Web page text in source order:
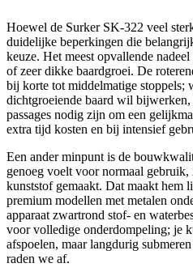
Hoewel de Surker SK-322 veel
duidelijke beperkingen die
keuze. Het meest opvallende
of zeer dikke baardgroei. De
bij korte tot middelmatige stoppels;
dichtgroeiende baard wil bijwerken,
passages nodig zijn om een
extra tijd kosten en bij intensief
Een ander minpunt is de
genoeg voelt voor normaal
kunststof gemaakt. Dat maakt hem
premium modellen met metalen
apparaat zwartrond stof- en
voor volledige onderdompeling; je
afspoelen, maar langdurig
raden we af.